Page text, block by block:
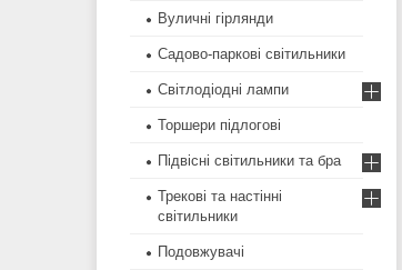
Вуличні гірлянди
Садово-паркові світильники
Світлодіодні лампи
Торшери підлогові
Підвісні світильники та бра
Трекові та настінні
світильники
Подовжувачі